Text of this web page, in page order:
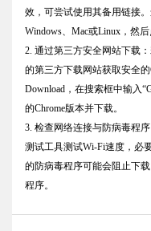
效，可尝试使用其备用链接
Windows、Mac或Linux，然
2. 通过第三方安全网站下载
的第三方下载网站获取安全
Download，在搜索框中输入
的Chrome版本并下载。
3. 检查网络连接与防病毒程
测试工具测试Wi-Fi速度，必
的防病毒程序可能会阻止下
程序。